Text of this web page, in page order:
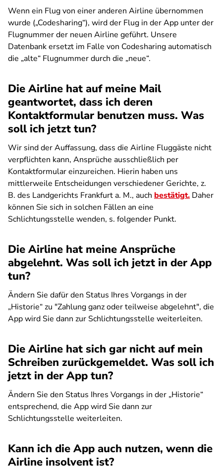
Wenn ein Flug von einer anderen Airline übernommen
wurde („Codesharing“), wird der Flug in der App unter der
Flugnummer der neuen Airline geführt. Unsere
Datenbank ersetzt im Falle von Codesharing automatisch
die „alte“ Flugnummer durch die „neue“.
Die Airline hat auf meine Mail
geantwortet, dass ich deren
Kontaktformular benutzen muss. Was
soll ich jetzt tun?
Wir sind der Auffassung, dass die Airline Fluggäste nicht
verpflichten kann, Ansprüche ausschließlich per
Kontaktformular einzureichen. Hierin haben uns
mittlerweile Entscheidungen verschiedener Gerichte, z.
B. des Landgerichts Frankfurt a. M., auch bestätigt. Daher
können Sie sich in solchen Fällen an eine
Schlichtungsstelle wenden, s. folgender Punkt.
Die Airline hat meine Ansprüche
abgelehnt. Was soll ich jetzt in der App
tun?
Ändern Sie dafür den Status Ihres Vorgangs in der
„Historie“ zu "Zahlung ganz oder teilweise abgelehnt", die
App wird Sie dann zur Schlichtungsstelle weiterleiten.
Die Airline hat sich gar nicht auf mein
Schreiben zurückgemeldet. Was soll ich
jetzt in der App tun?
Ändern Sie den Status Ihres Vorgangs in der „Historie“
entsprechend, die App wird Sie dann zur
Schlichtungsstelle weiterleiten.
Kann ich die App auch nutzen, wenn die
Airline insolvent ist?